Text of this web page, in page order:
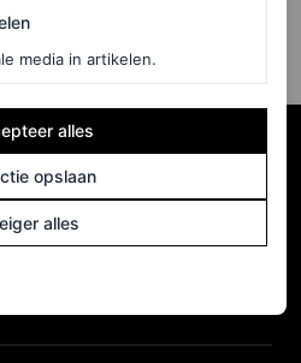
media in artikelen.
alles
opslaan
alles